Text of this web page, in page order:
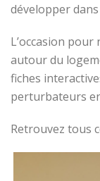
développer
L’occasion
autour du
fiches
perturbateurs
Retrouvez tous